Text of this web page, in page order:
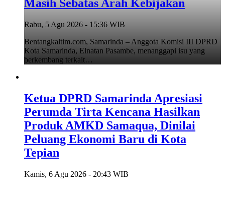
Masih Sebatas Arah Kebijakan
Rabu, 5 Agu 2026 - 15:36 WIB
Bentangkaltim.com, Samarinda – Anggota Komisi III DPRD
Kota Samarinda, Elnatan Pasambe, menanggapi isu yang
berkembang terkait…
Ketua DPRD Samarinda Apresiasi
Perumda Tirta Kencana Hasilkan
Produk AMKD Samaqua, Dinilai
Peluang Ekonomi Baru di Kota
Tepian
Kamis, 6 Agu 2026 - 20:43 WIB